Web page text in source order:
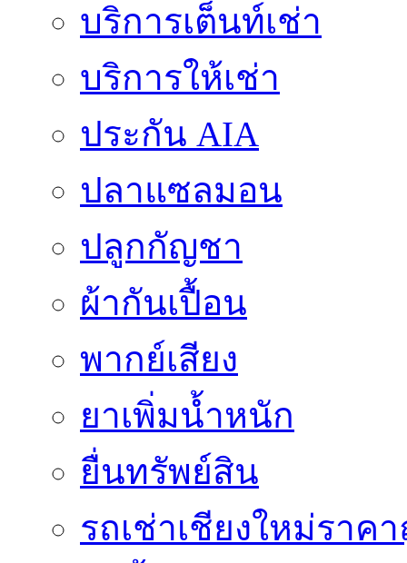
บริการเต็นท์เช่า
บริการให้เช่า
ประกัน AIA
ปลาแซลมอน
ปลูกกัญชา
ผ้ากันเปื้อน
พากย์เสียง
ยาเพิ่มน้ำหนัก
ยื่นทรัพย์สิน
รถเช่าเชียงใหม่ราค